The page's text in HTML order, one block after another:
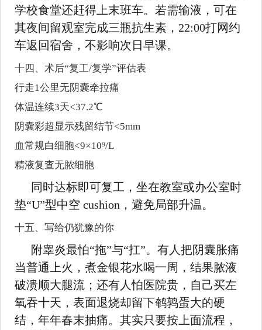
学校食堂还赶得上末班车。若需输液，可在
其夜间留观室完成三瓶抗生素，22:00打网约
车返回宿舍，不影响次日早课。
十四、术后“复工/复学”评估表
行走1公里无阴囊牵拉痛
体温连续3天<37.2℃
阴囊彩超显示残留结节<5mm
血常规白细胞<9×10⁹/L
精液复查无脓细胞
同时达标即可复工，坐在教室或办公室时
垫“U”型中空 cushion，避免局部升温。
十五、写给仍犹豫的你
附睾炎最怕“拖”与“扛”。有人把阴囊胀痛
当普通上火，煮金银花水喝一周，结果脓液
破溃顺大腿流；还有人怕医院贵，自己买左
氧吞十天，表面退烧却留下鹌鹑蛋大的硬
结，年年春末抽痛。其实只要按上面流程，